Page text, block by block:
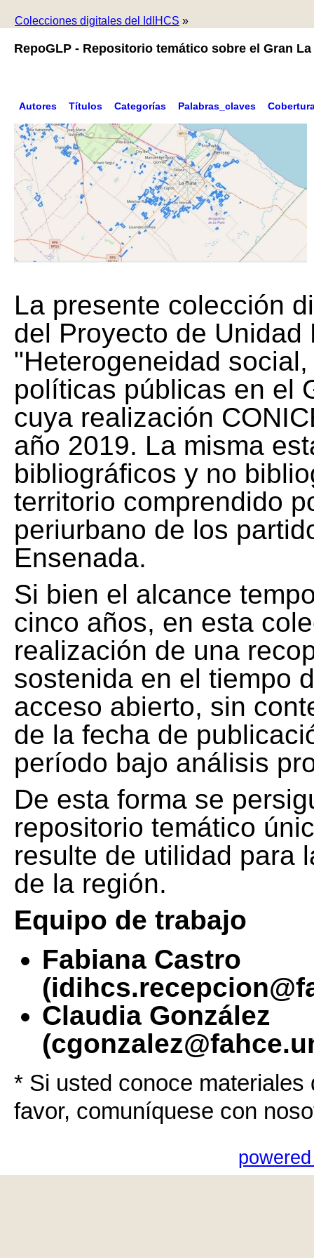
Colecciones digitales del IdIHCS »
RepoGLP - Repositorio temático sobre el Gran La
Autores Títulos Categorías Palabras_claves
La presente colección
del Proyecto de Unidad
"Heterogeneidad
políticas públicas en el
cuya realización
año 2019. La misma
bibliográficos y no
territorio comprendido
periurbano de los
Ensenada.
Si bien el alcance
cinco años, en esta
realización de una
sostenida en el tiempo
acceso abierto, sin
de la fecha de
período bajo análisis
De esta forma se
repositorio temático
resulte de utilidad para
de la región.
Equipo de trabajo
Fabiana Castro
Claudia González
* Si usted conoce
favor, comuníquese con